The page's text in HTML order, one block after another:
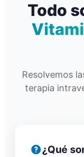
Todo
Resolvemos
terapia
¿Qué